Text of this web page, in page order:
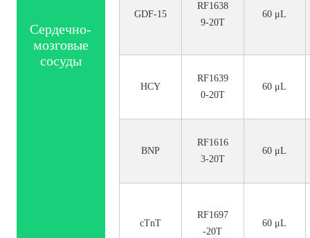
Сердечно-
мозговые
сосуды
GDF-15
RF1638
9-20T
60 μL
HCY
RF1639
0-20T
60 μL
BNP
RF1616
3-20T
60 μL
cTnT
RF1697
-20T
60 μL